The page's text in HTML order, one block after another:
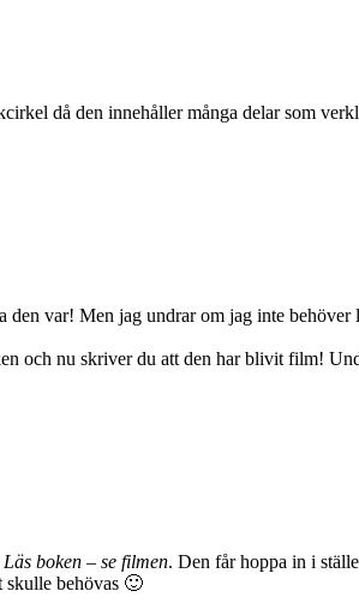
då den innehåller många delar som
den var! Men jag undrar om jag inte
och nu skriver du att den har blivit film!
Läs boken – se filmen. Den får hoppa in i
behövas 🙂